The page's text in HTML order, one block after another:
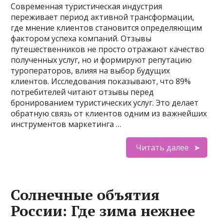
Современная туристическая индустрия
переживает период активной трансформации,
где мнение клиентов становится определяющим
фактором успеха компаний. Отзывы
путешественников не просто отражают качество
полученных услуг, но и формируют репутацию
туроператоров, влияя на выбор будущих
клиентов. Исследования показывают, что 89%
потребителей читают отзывы перед
бронированием туристических услуг. Это делает
обратную связь от клиентов одним из важнейших
инструментов маркетинга …
Читать далее
Солнечные объятия
России: Где зима нежнее